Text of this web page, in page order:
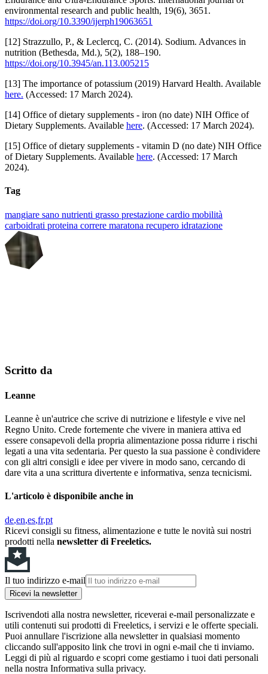
environmental research and public health, 19(6), 3651.
https://doi.org/10.3390/ijerph19063651
[12] Strazzullo, P., & Leclercq, C. (2014). Sodium. Advances in
nutrition (Bethesda, Md.), 5(2), 188–190.
https://doi.org/10.3945/an.113.005215
[13] The importance of potassium (2019) Harvard Health. Available
here. (Accessed: 17 March 2024).
[14] Office of dietary supplements - iron (no date) NIH Office of
Dietary Supplements. Available here. (Accessed: 17 March 2024).
[15] Office of dietary supplements - vitamin D (no date) NIH Office
of Dietary Supplements. Available here. (Accessed: 17 March
2024).
Tag
mangiare sano nutrienti grasso prestazione cardio mobilità
carboidrati proteina correre maratona recupero idratazione
Scritto da
Leanne
Leanne è un'autrice che scrive di nutrizione e lifestyle e vive nel
Regno Unito. Crede fortemente che vivere in maniera attiva ed
essere consapevoli della propria alimentazione possa ridurre i rischi
legati a una vita sedentaria. Per questo la sua passione è condividere
con gli altri consigli e idee per vivere in modo sano, cercando di
dare vita a una scrittura divertente e informativa, senza tecnicismi.
L'articolo è disponibile anche in
de en es fr pt
Ricevi consigli su fitness, alimentazione e tutte le novità sui nostri
prodotti nella newsletter di Freeletics.
Il tuo indirizzo e-mail
Ricevi la newsletter
Iscrivendoti alla nostra newsletter, riceverai e-mail personalizzate e
utili contenuti sui prodotti di Freeletics, i servizi e le offerte speciali.
Puoi annullare l'iscrizione alla newsletter in qualsiasi momento
cliccando sull'apposito link che trovi in ogni e-mail che ti inviamo.
Leggi di più al riguardo e scopri come gestiamo i tuoi dati personali
nella nostra Informativa sulla privacy.